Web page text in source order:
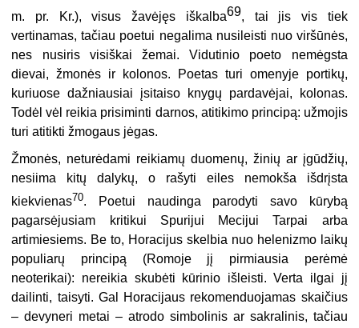
m. pr. Kr.), visus žavėjęs iškalba69, tai jis vis tiek
vertinamas, tačiau poetui negalima nusileisti nuo viršūnės,
nes nusiris visiškai žemai. Vidutinio poeto nemėgsta
dievai, žmonės ir kolonos. Poetas turi omenyje portikų,
kuriuose dažniausiai įsitaiso knygų pardavėjai, kolonas.
Todėl vėl reikia prisiminti darnos, atitikimo principą: užmojis
turi atitikti žmogaus jėgas.
Žmonės, neturėdami reikiamų duomenų, žinių ar įgūdžių,
nesiima kitų dalykų, o rašyti eiles nemokša išdrįsta
kiekvienas70. Poetui naudinga parodyti savo kūrybą
pagarsėjusiam kritikui Spurijui Mecijui Tarpai arba
artimiesiems. Be to, Horacijus skelbia nuo helenizmo laikų
populiarų principą (Romoje jį pirmiausia perėmė
neoterikai): nereikia skubėti kūrinio išleisti. Verta ilgai jį
dailinti, taisyti. Gal Horacijaus rekomenduojamas skaičius
– devyneri metai – atrodo simbolinis ar sakralinis, tačiau